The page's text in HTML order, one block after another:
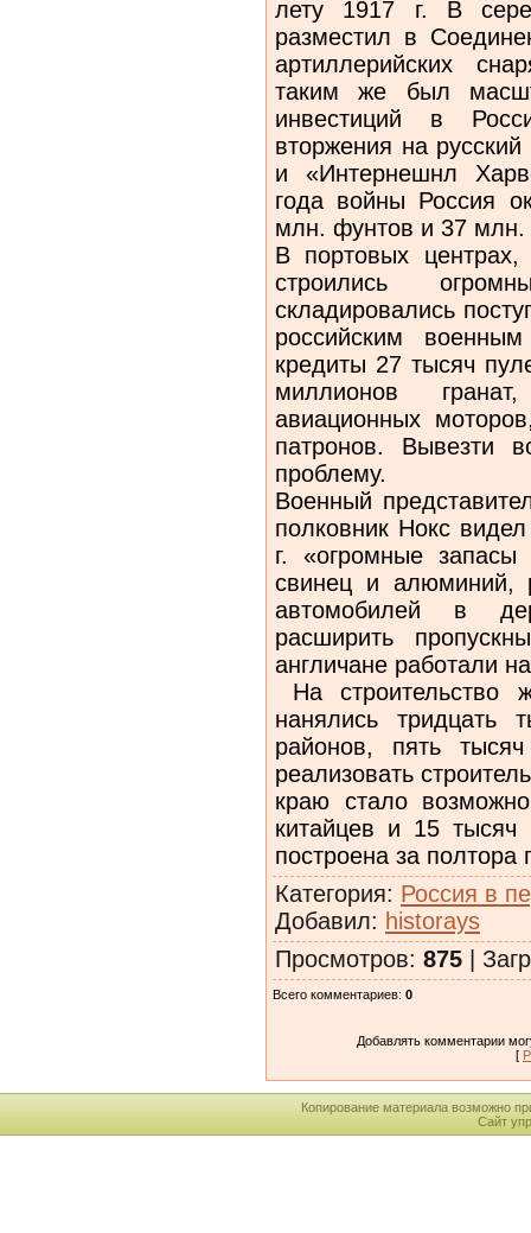
лету 1917 г. В
разместил в
артиллерийских
таким же был
инвестиций в
вторжения на
и «Интернешнл
года войны Россия
млн. фунтов и 37
В портовых центрах,
строились
складировались
российским
кредиты 27 тысяч
миллионов
авиационных
патронов. Вывезти
проблему.
Военный
полковник Нокс
г. «огромные
свинец и алюминий,
автомобилей в
расширить
англичане работали
На строительство
нанялись тридцать
районов, пять
реализовать
краю стало
китайцев и 15
построена за полтора
Категория: Россия в
Добавил: historays
Просмотров: 875 |
Всего комментариев: 0
Добавлять комментарии
[
Копирование материала возможно
Сайт